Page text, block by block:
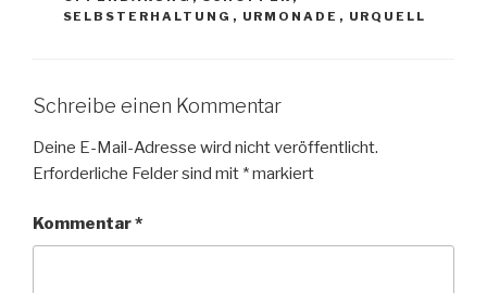
SELBSTERHALTUNG , URMONADE , URQUELL
Schreibe einen Kommentar
Deine E-Mail-Adresse wird nicht veröffentlicht.
Erforderliche Felder sind mit *markiert
Kommentar*